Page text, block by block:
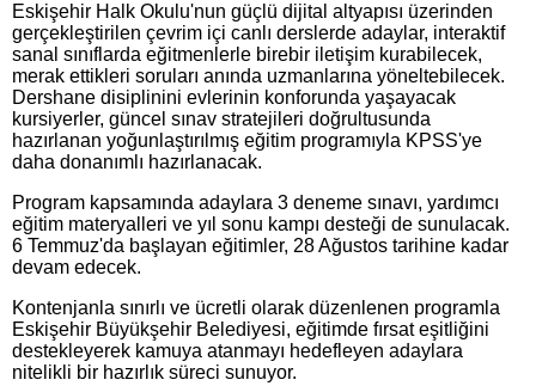
Eskişehir Halk Okulu'nun güçlü dijital altyapısı üzerinden
gerçekleştirilen çevrim içi canlı derslerde adaylar, interaktif
sanal sınıflarda eğitmenlerle birebir iletişim kurabilecek,
merak ettikleri soruları anında uzmanlarına yöneltebilecek.
Dershane disiplinini evlerinin konforunda yaşayacak
kursiyerler, güncel sınav stratejileri doğrultusunda
hazırlanan yoğunlaştırılmış eğitim programıyla KPSS'ye
daha donanımlı hazırlanacak.
Program kapsamında adaylara 3 deneme sınavı, yardımcı
eğitim materyalleri ve yıl sonu kampı desteği de sunulacak.
6 Temmuz'da başlayan eğitimler, 28 Ağustos tarihine kadar
devam edecek.
Kontenjanla sınırlı ve ücretli olarak düzenlenen programla
Eskişehir Büyükşehir Belediyesi, eğitimde fırsat eşitliğini
destekleyerek kamuya atanmayı hedefleyen adaylara
nitelikli bir hazırlık süreci sunuyor.